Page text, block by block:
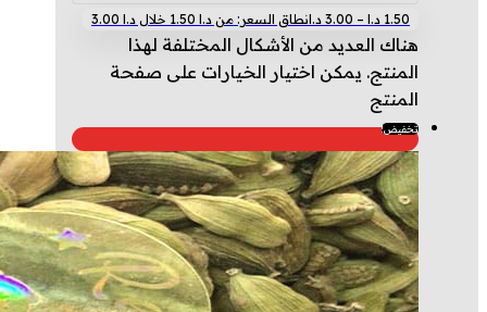
1.50 د.ا –
3.00 د.انطاق السعر: من ⁦1.50 د.ا⁩ خلال ⁦3.00 د.ا⁩
هناك العديد من الأشكال المختلفة لهذا
المنتج. يمكن اختيار الخيارات على صفحة
المنتج
تخفيض!